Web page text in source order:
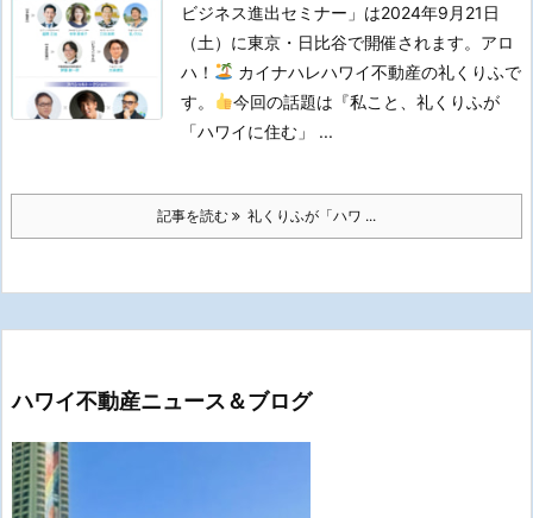
ビジネス進出セミナー」は2024年9月21日
（土）に東京・日比谷で開催されます。 アロ
ハ！
カイナハレハワイ不動産の礼くりふで
す。
今回の話題は『私こと、礼くりふが
「ハワイに住む」 ...
記事を読む 礼くりふが「ハワ ...
ハワイ不動産ニュース＆ブログ